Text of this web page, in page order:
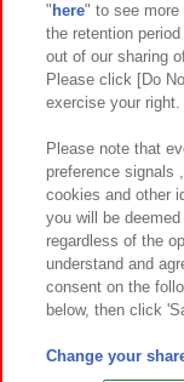
関連会社
プライバシーポリ
お取引先さ
カスタマーハラスメ
" here" to see more
the retention
out of our sharing
Please click [Do
exercise your right.
Please note that
preference signals
cookies and other
you will be
regardless of the
understand and
consent on the
below, then click
Change your